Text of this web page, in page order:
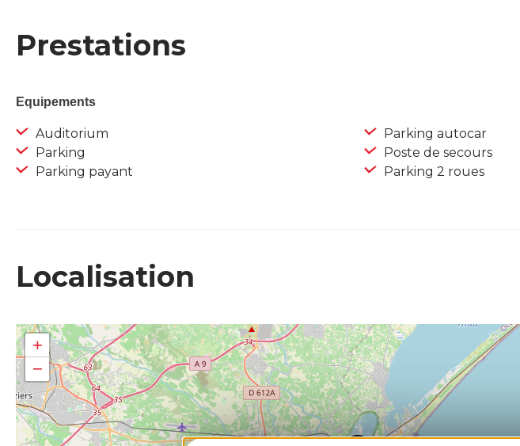
Prestations
Equipements
Auditorium
Parking
Parking payant
Parking autocar
Poste de secours
Parking 2 roues
Localisation
+
−